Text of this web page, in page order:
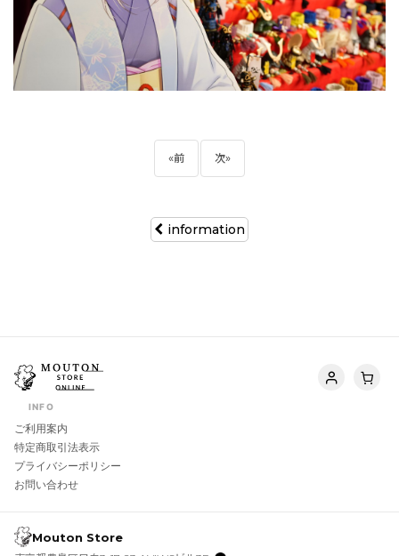
«前 次»
information
INFO
ご利用案内
特定商取引法表示
プライバシーポリシー
お問い合わせ
Mouton Store